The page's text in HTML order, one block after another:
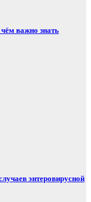
важно знать
энтеровирусной